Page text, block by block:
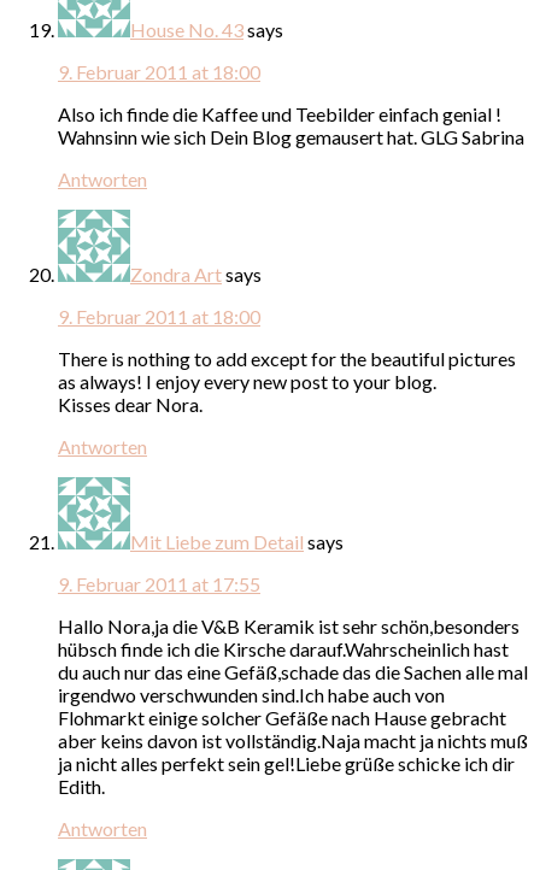
House No. 43says
9. Februar 2011 at 18:00
Also ich finde die Kaffee und Teebilder einfach genial !
Wahnsinn wie sich Dein Blog gemausert hat. GLG Sabrina
Antworten
Zondra Artsays
9. Februar 2011 at 18:00
There is nothing to add except for the beautiful pictures
as always! I enjoy every new post to your blog.
Kisses dear Nora.
Antworten
Mit Liebe zum Detail says
9. Februar 2011 at 17:55
Hallo Nora,ja die V&B Keramik ist sehr schön,besonders
hübsch finde ich die Kirsche darauf.Wahrscheinlich hast
du auch nur das eine Gefäß,schade das die Sachen alle mal
irgendwo verschwunden sind.Ich habe auch von
Flohmarkt einige solcher Gefäße nach Hause gebracht
aber keins davon ist vollständig.Naja macht ja nichts muß
ja nicht alles perfekt sein gel!Liebe grüße schicke ich dir
Edith.
Antworten